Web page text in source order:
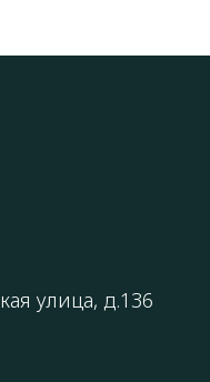
улица, д.136